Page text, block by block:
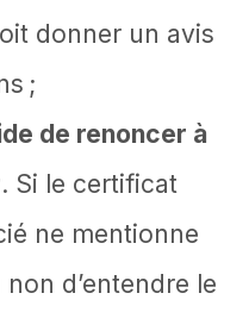
donner un avis
;
de renoncer à
. Si le certificat
ne mentionne
d’entendre le